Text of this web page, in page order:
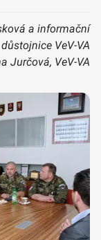
a informační
důstojnice VeV-VA
Jurčová, VeV-VA